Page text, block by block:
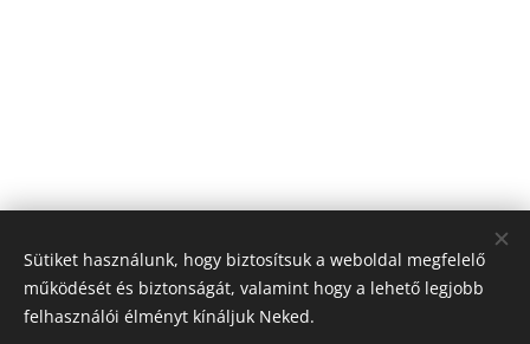
Sütiket használunk, hogy biztosítsuk a weboldal megfelelő
működését és biztonságát, valamint hogy a lehető legjobb
felhasználói élményt kínáljuk Neked.